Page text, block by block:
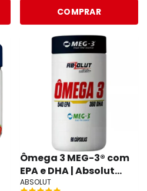
COMPRAR
Ômega 3 MEG-3® com
EPA e DHA | Absolut
Nutrition
ABSOLUT